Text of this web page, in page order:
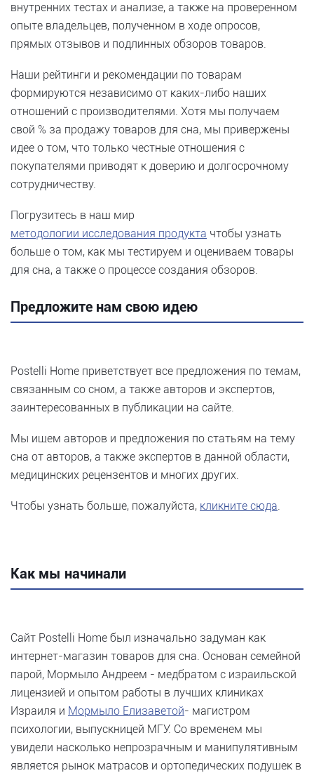
внутренних тестах и ​​анализе, а также на проверенном
опыте владельцев, полученном в ходе опросов,
прямых отзывов и подлинных обзоров товаров.
Наши рейтинги и рекомендации по товарам
формируются независимо от каких-либо наших
отношений с производителями. Хотя мы получаем
свой % за продажу товаров для сна, мы привержены
идее о том, что только честные отношения с
покупателями приводят к доверию и долгосрочному
сотрудничеству.
Погрузитесь в наш мир
методологии исследования продукта чтобы узнать
больше о том, как мы тестируем и оцениваем товары
для сна, а также о процессе создания обзоров.
Предложите нам свою идею
Postelli Home приветствует все предложения по темам,
связанным со сном, а также авторов и экспертов,
заинтересованных в публикации на сайте.
Мы ищем авторов и предложения по статьям на тему
сна от авторов, а также экспертов в данной области,
медицинских рецензентов и многих других.
Чтобы узнать больше, пожалуйста, кликните сюда.
Как мы начинали
Сайт Postelli Home был изначально задуман как
интернет-магазин товаров для сна. Основан семейной
парой, Мормыло Андреем - медбратом с израильской
лицензией и опытом работы в лучших клиниках
Израиля и Мормыло Елизаветой- магистром
психологии, выпускницей МГУ. Со временем мы
увидели насколько непрозрачным и манипулятивным
является рынок матрасов и ортопедических подушек в